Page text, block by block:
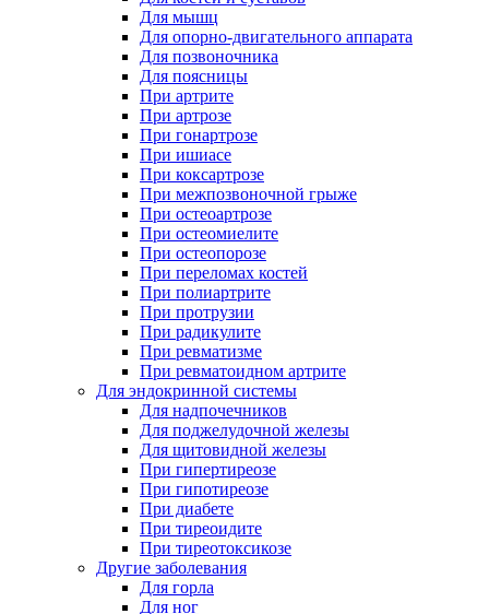
Для мышц
Для опорно-двигательного аппарата
Для позвоночника
Для поясницы
При артрите
При артрозе
При гонартрозе
При ишиасе
При коксартрозе
При межпозвоночной грыже
При остеоартрозе
При остеомиелите
При остеопорозе
При переломах костей
При полиартрите
При протрузии
При радикулите
При ревматизме
При ревматоидном артрите
Для эндокринной системы
Для надпочечников
Для поджелудочной железы
Для щитовидной железы
При гипертиреозе
При гипотиреозе
При диабете
При тиреоидите
При тиреотоксикозе
Другие заболевания
Для горла
Для ног